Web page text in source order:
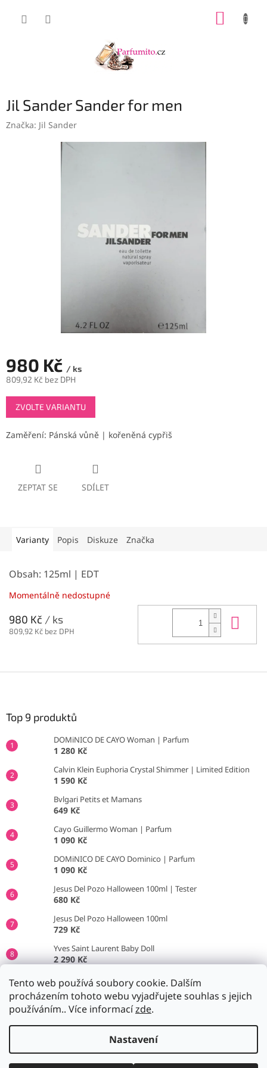
Tento web používá soubory cookie. Dalším
procházením tohoto webu vyjadřujete souhlas s jejich
používáním.. Více informacízde.
Nastavení
Jil Sander Sander for men
Značka: Jil Sander
980 Kč / ks
809,92 Kč bez DPH
Měrná
cena:
ZVOLTE VARIANTU
Zaměření: Pánská vůně | kořeněná cypřiš
ZEPTAT SE SDÍLET
Varianty Popis Diskuze Značka
Obsah: 125ml | EDT
Momentálně nedostupné
980 Kč / ks
809,92 Kč bez DPH
Top 9 produktů
DOMiNICO DE CAYO Woman | Parfum
1 280 Kč
Calvin Klein Euphoria Crystal Shimmer | Limited Edition
1 590 Kč
Bvlgari Petits et Mamans
649 Kč
Cayo Guillermo Woman | Parfum
1 090 Kč
DOMiNICO DE CAYO Dominico | Parfum
1 090 Kč
Jesus Del Pozo Halloween 100ml | Tester
680 Kč
Jesus Del Pozo Halloween 100ml
729 Kč
Yves Saint Laurent Baby Doll
2 290 Kč
Jil Sander No.4
790 Kč